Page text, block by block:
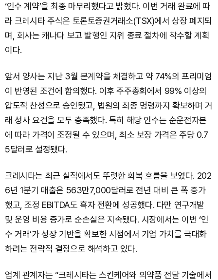
‘인수 계약’을 최종 마무리했다고 밝혔다. 이번 거래 완료에 따
라 크레시타 주식은 토론토증권거래소(TSX)에서 상장 폐지되
며, 회사는 캐나다 보고 발행인 지위 종료 절차에 착수할 계획
이다.
앞서 양사는 지난 3월 본계약을 체결하고 약 74%의 프리미엄
이 반영된 조건에 합의했다. 이후 주주총회에서 99% 이상의
압도적 찬성으로 승인됐고, 법원의 최종 명령까지 확보하며 거
래 성사 요건을 모두 충족했다. 특히 해당 인수는 순운전자본
에 따라 가격이 조정될 수 있으며, 최소 보장 가격은 주당 0.7
5달러로 설정됐다.
크레시타는 최근 실적에서도 뚜렷한 회복 흐름을 보였다. 202
6년 1분기 매출은 563만7,000달러로 전년 대비 큰 폭 증가
했고, 조정 EBITDA도 흑자 전환에 성공했다. 다만 연구개발
및 운영 비용 증가로 순손실은 지속됐다. 시장에서는 이번 ‘인
수 거래’가 성장 기반을 확보한 시점에서 기업 가치를 극대화
하려는 전략적 결정으로 해석하고 있다.
업계 관계자는 “크레시타는 스킨케어와 의약품 전달 기술에서